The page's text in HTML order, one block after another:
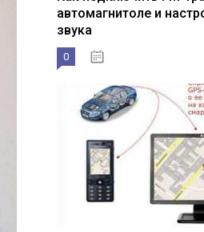
автомагнитоле и
звука
0